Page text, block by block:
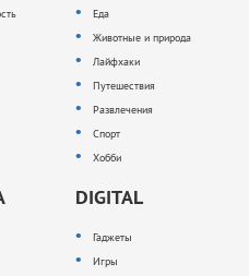
Еда
Животные и природа
Лайфхаки
Путешествия
Развлечения
Спорт
Хобби
DIGITAL
Гаджеты
Игры